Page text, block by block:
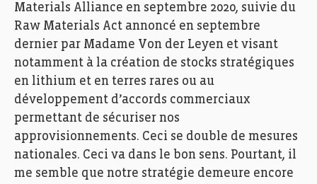
Materials Alliance en septembre 2020, suivie du
Raw Materials Act annoncé en septembre
dernier par Madame Von der Leyen et visant
notamment à la création de stocks stratégiques
en lithium et en terres rares ou au
développement d’accords commerciaux
permettant de sécuriser nos
approvisionnements. Ceci se double de mesures
nationales. Ceci va dans le bon sens. Pourtant, il
me semble que notre stratégie demeure encore